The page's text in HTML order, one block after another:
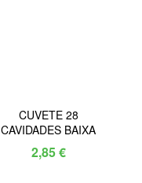
CUVETE 28
CAVIDADES BAIXA
2,85€